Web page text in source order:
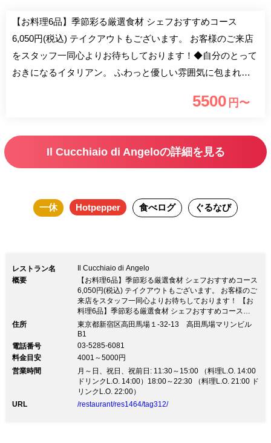
【お料理6品】季節彩る厳選食材 シェフおすすめコース
6,050円(税込) テイクアウトもございます。 お客様のご来店
をスタッフ一同心よりお待ちしております！◆自分のとって
おきになるイタリアン。 ふわっと優しい雰囲気に包まれる
名様～50名様と手軽に叶うのも魅力。 ◆素材が活きた料理
築地をはじめ、愛媛の漁港より届く新鮮な旬魚を使った料理
がこだわり。素材本来の味とシェフの確かな技術・感性が織
溢れる料理&2H飲放付5000円～! ◆《記念日&誕生日》ディ
20名～50名様でお店貸切も可能です。
5500 円〜
Il Cucchiaio di Angeloの詳細を見る
一休 Hotpepper 食べログ ぐるなび
レストラン名
Il Cucchiaio di Angelo
概要
【お料理6品】季節彩る厳選食材 シェフおすすめコース
6,050円(税込) テイクアウトもございます。 お客様のご
来店をスタッフ一同心よりお待ちしております！ 【お
料理6品】季節彩る厳選食材 シェフおすすめコース
6,050円(税込) テイクアウトもございます。 お客様のご
来店をスタッフ一同心よりお待ちしております！◆自分
のとっておきになるイタリアン。 ふわっと優しい雰囲
気に包まれる空間はお食事からご宴会までシーンは
様々。 お店貸切も20名様～50名様と手軽に叶うのも魅
力。 ◆素材が活きた料理たち シェフが自ら足と舌で探
し選んだ無農薬＆有機野菜や築地をはじめ、愛媛の漁港
より届く新鮮な旬魚を使った料理がこだわり。素材本来
の味とシェフの確かな技術・感性が織りなす料理は食べ
住所
東京都新宿区高田馬場１-32-13 高田馬場マリンビル
B1
電話番号
03-5285-6081
料金目安
4001～5000円
営業時間
月～日、祝日、祝前日: 11:30～15:00 （料理L.O. 14:00
ドリンクL.O. 14:00）18:00～22:30 （料理L.O. 21:00 ド
リンクL.O. 22:00）
URL
/restaurant/res1464/tag312/